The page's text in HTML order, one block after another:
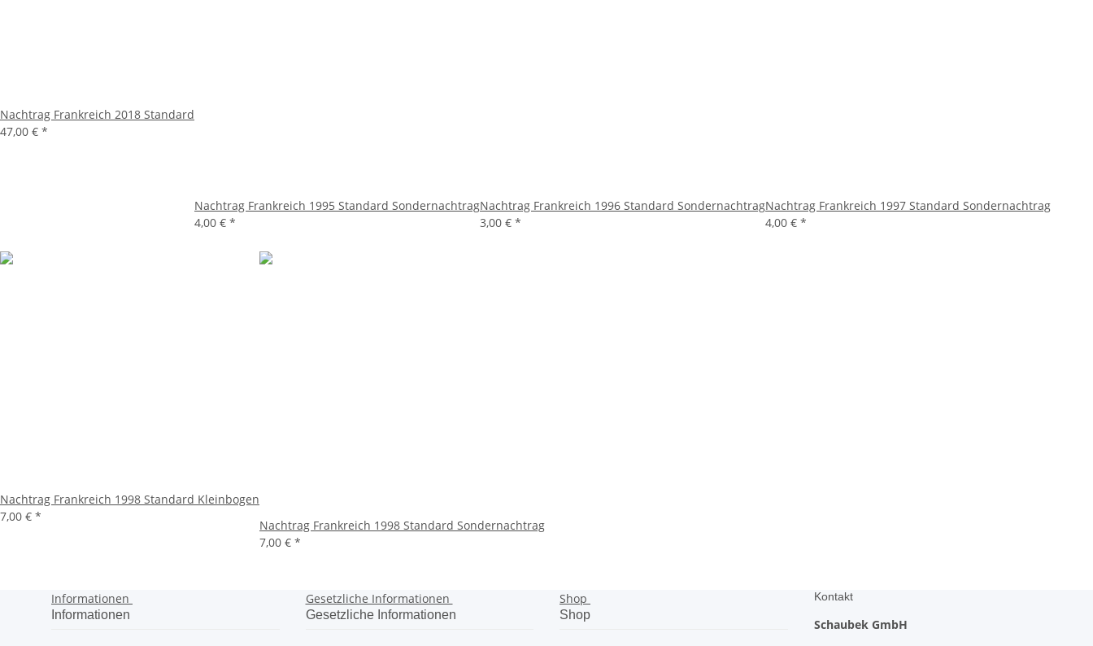
Nachtrag Frankreich 2018 Standard
47,00 € *
Nachtrag Frankreich 1995 Standard Sondernachtrag
4,00 € *
Nachtrag Frankreich 1996 Standard Sondernachtrag
3,00 € *
Nachtrag Frankreich 1997 Standard Sondernachtrag
4,00 € *
Nachtrag Frankreich 1998 Standard Kleinbogen
7,00 € *
Nachtrag Frankreich 1998 Standard Sondernachtrag
7,00 € *
Informationen
Informationen
Gesetzliche Informationen
Gesetzliche Informationen
Shop
Shop
Kontakt
Schaubek GmbH